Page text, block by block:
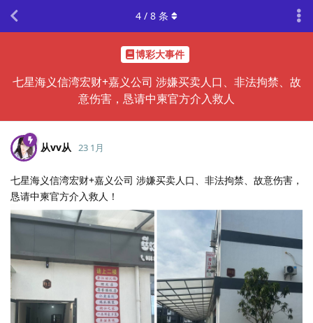
博彩大事件
七星海义信湾宏财+嘉义公司 涉嫌买卖人口、非法拘禁、故
意伤害，恳请中柬官方介入救人
4 / 8 条
从vv从 23 1月
七星海义信湾宏财+嘉义公司 涉嫌买卖人口、非法拘禁、故意伤害，
恳请中柬官方介入救人！